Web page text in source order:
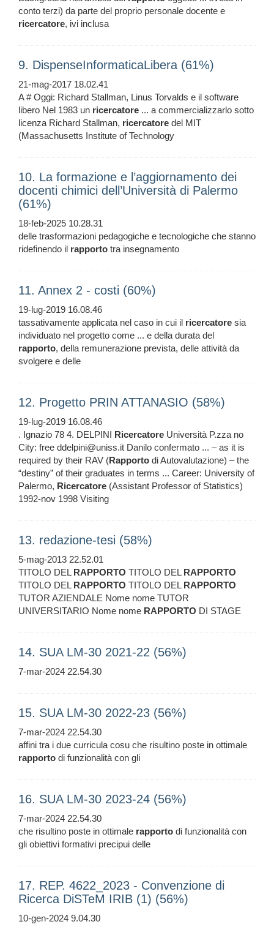
conto terzi) da parte del proprio personale docente e
ricercatore, ivi inclusa
9. DispenseInformaticaLibera (61%)
21-mag-2017 18.02.41
A # Oggi: Richard Stallman, Linus Torvalds e il software
libero Nel 1983 un ricercatore ... a commercializzarlo sotto
licenza Richard Stallman, ricercatore del MIT
(Massachusetts Institute of Technology
10. La formazione e l’aggiornamento dei
docenti chimici dell’Università di Palermo
(61%)
18-feb-2025 10.28.31
delle trasformazioni pedagogiche e tecnologiche che stanno
ridefinendo il rapporto tra insegnamento
11. Annex 2 - costi (60%)
19-lug-2019 16.08.46
tassativamente applicata nel caso in cui il ricercatore sia
individuato nel progetto come ... e della durata del
rapporto, della remunerazione prevista, delle attività da
svolgere e delle
12. Progetto PRIN ATTANASIO (58%)
19-lug-2019 16.08.46
. Ignazio 78 4. DELPINI Ricercatore Università P.zza no
City: free ddelpini@uniss.it Danilo confermato ... – as it is
required by their RAV (Rapporto di Autovalutazione) – the
“destiny” of their graduates in terms ... Career: University of
Palermo, Ricercatore (Assistant Professor of Statistics)
1992-nov 1998 Visiting
13. redazione-tesi (58%)
5-mag-2013 22.52.01
TITOLO DEL RAPPORTO TITOLO DEL RAPPORTO
TITOLO DEL RAPPORTO TITOLO DEL RAPPORTO
TUTOR AZIENDALE Nome nome TUTOR
UNIVERSITARIO Nome nome RAPPORTO DI STAGE
14. SUA LM-30 2021-22 (56%)
7-mar-2024 22.54.30
15. SUA LM-30 2022-23 (56%)
7-mar-2024 22.54.30
affini tra i due curricula cosu che risultino poste in ottimale
rapporto di funzionalità con gli
16. SUA LM-30 2023-24 (56%)
7-mar-2024 22.54.30
che risultino poste in ottimale rapporto di funzionalità con
gli obiettivi formativi precipui delle
17. REP. 4622_2023 - Convenzione di
Ricerca DiSTeM IRIB (1) (56%)
10-gen-2024 9.04.30